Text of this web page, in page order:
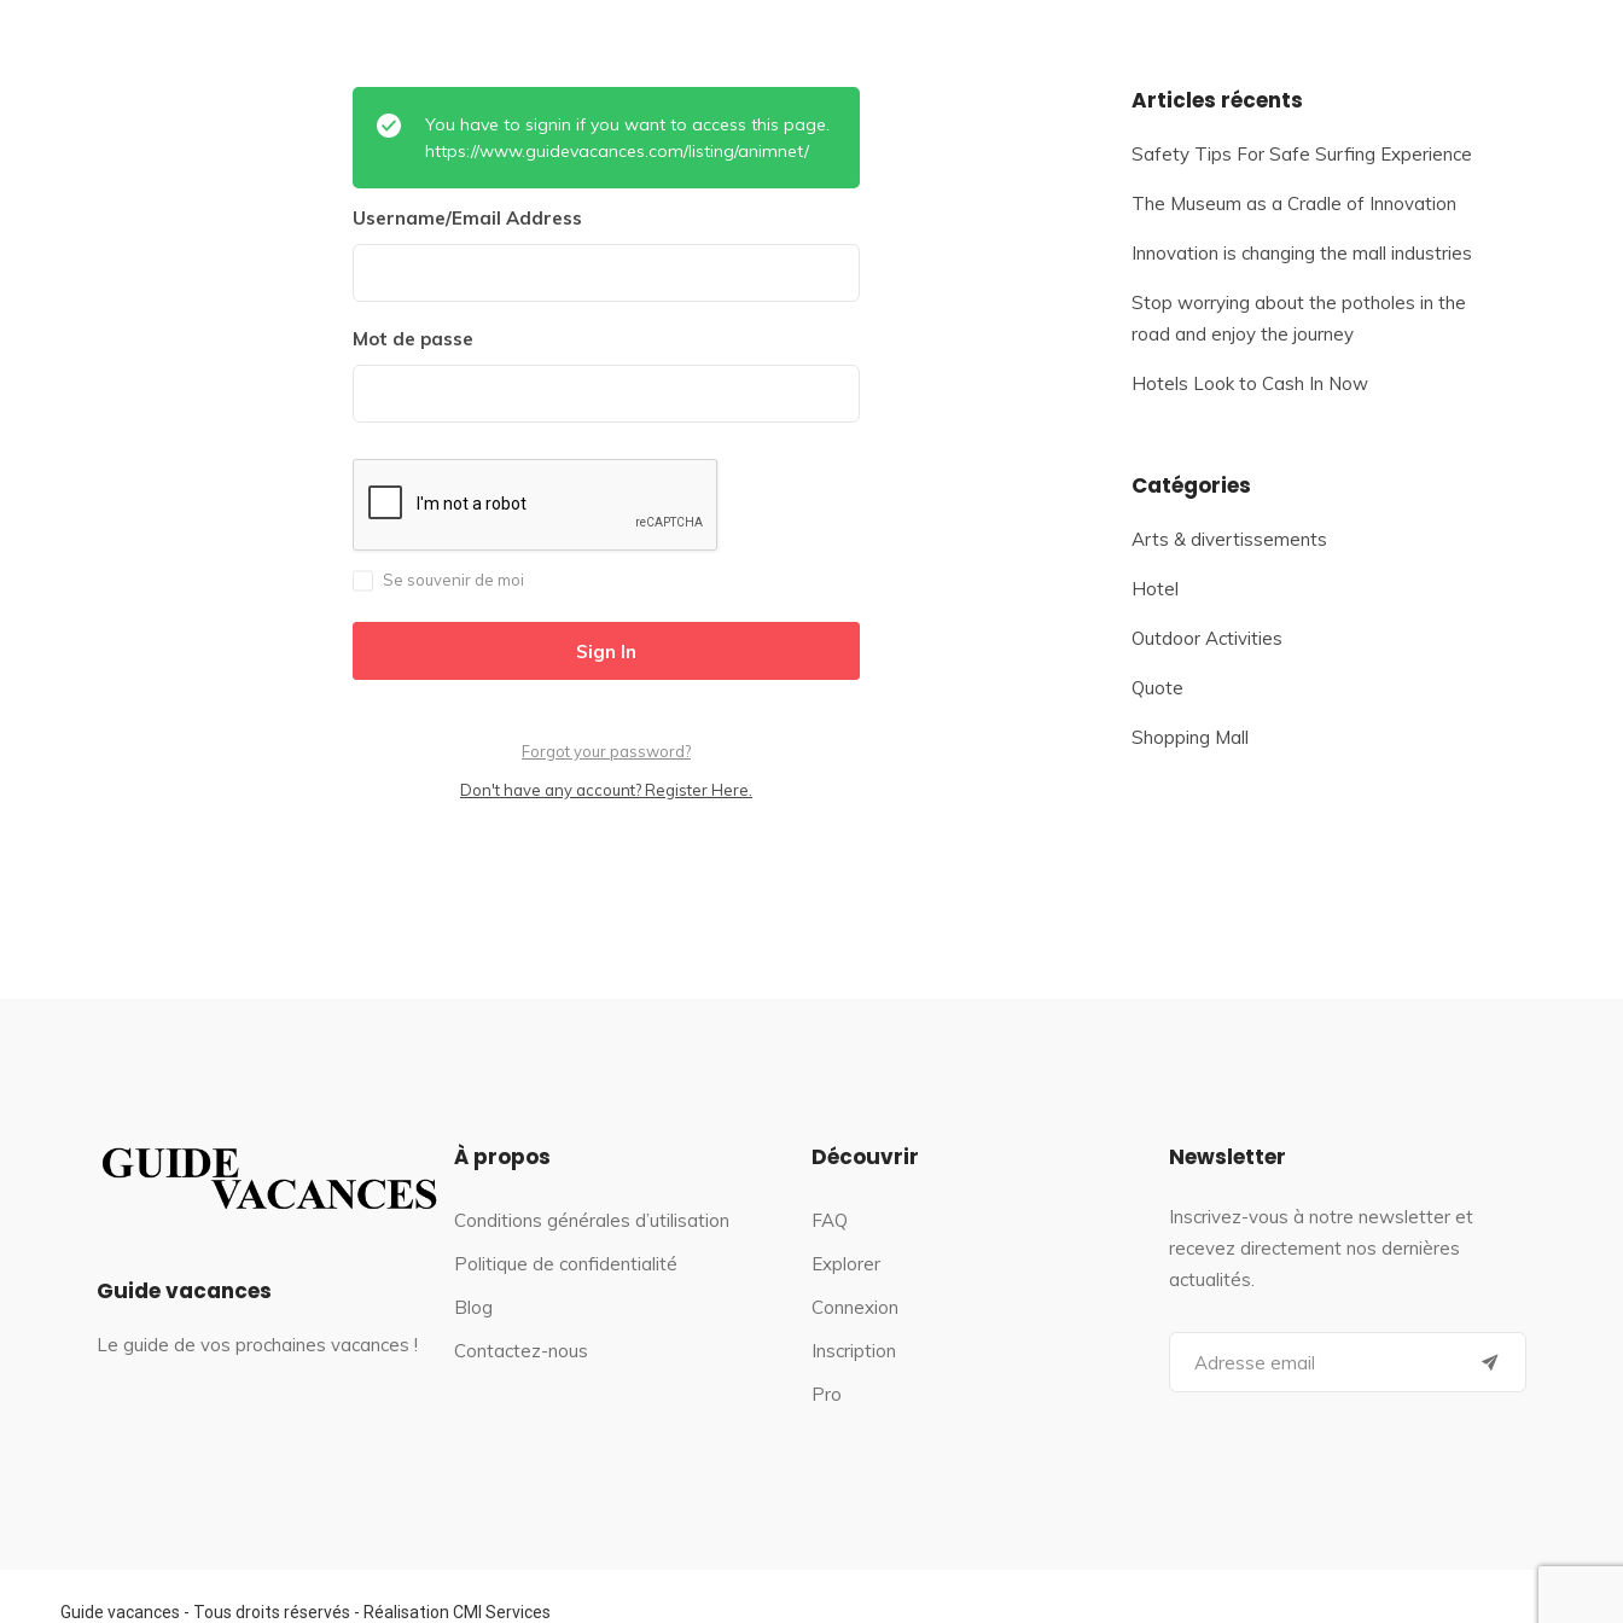
You have to signin if you want to access this page.
https://www.guidevacances.com/listing/animnet/
Username/Email Address
Mot de passe
Se souvenir de moi
Forgot your password?
Don't have any account? Register Here.
Articles récents
Safety Tips For Safe Surfing Experience
The Museum as a Cradle of Innovation
Innovation is changing the mall industries
Stop worrying about the potholes in the
road and enjoy the journey
Hotels Look to Cash In Now
Catégories
Arts & divertissements
Hotel
Outdoor Activities
Quote
Shopping Mall
Guide vacances
Le guide de vos prochaines vacances !
À propos
Conditions générales d’utilisation
Politique de confidentialité
Blog
Contactez-nous
Découvrir
FAQ
Explorer
Connexion
Inscription
Pro
Newsletter
Inscrivez-vous à notre newsletter et
recevez directement nos dernières
actualités.
a
Guide vacances - Tous droits réservés - Réalisation CMI Services